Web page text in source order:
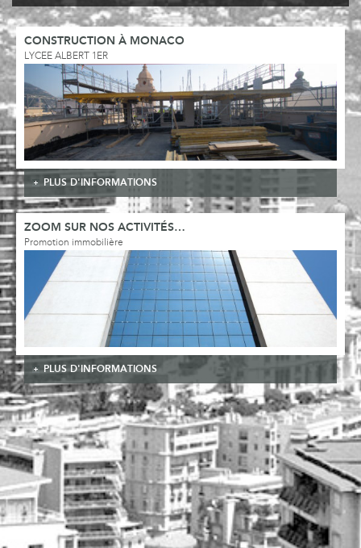
CONSTRUCTION À MONACO
LYCEE ALBERT 1ER
PLUS D'INFORMATIONS
ZOOM SUR NOS ACTIVITÉS…
Promotion immobilière
PLUS D'INFORMATIONS